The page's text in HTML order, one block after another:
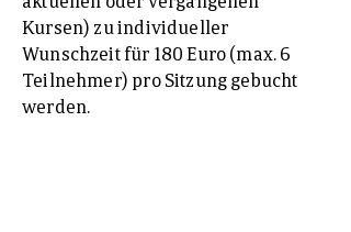
Kursen) zu individueller
Wunschzeit für 180 Euro (max. 6
Teilnehmer) pro Sitzung gebucht
werden.